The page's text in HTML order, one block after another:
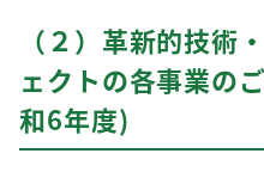
（２）革新的技術
ェクトの各事業の
和6年度)